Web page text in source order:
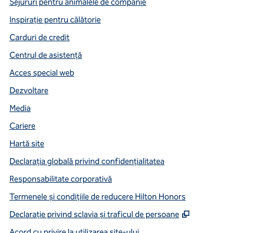
Sejururi pentru animalele de companie
Inspirație pentru călătorie
Carduri de credit
Centrul de asistență
Acces special web
Dezvoltare
Media
Cariere
Hartă site
Declarația globală privind confidenţialitatea
Responsabilitate corporativă
Termenele și condițiile de reducere Hilton Honors
Declarație privind sclavia și traficul de persoane
,